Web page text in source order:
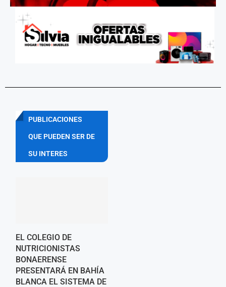
PUBLICACIONES
QUE PUEDEN SER DE
SU INTERES
EL COLEGIO DE
NUTRICIONISTAS
BONAERENSE
PRESENTARÁ EN BAHÍA
BLANCA EL SISTEMA DE